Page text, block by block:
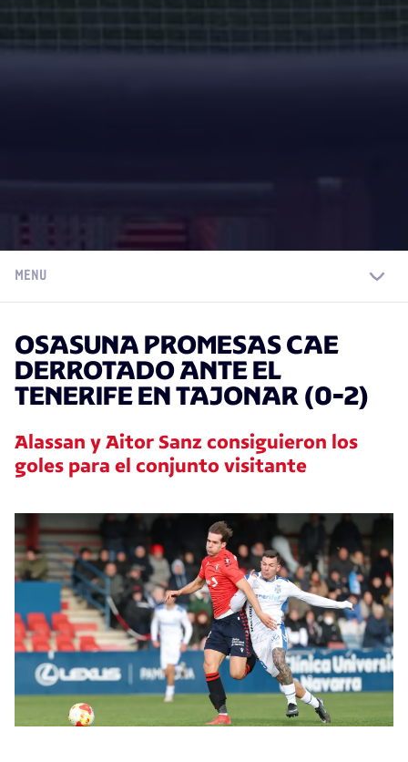
MENU
OSASUNA PROMESAS CAE
DERROTADO ANTE EL
TENERIFE EN TAJONAR (0-2)
Alassan y Aitor Sanz consiguieron los
goles para el conjunto visitante